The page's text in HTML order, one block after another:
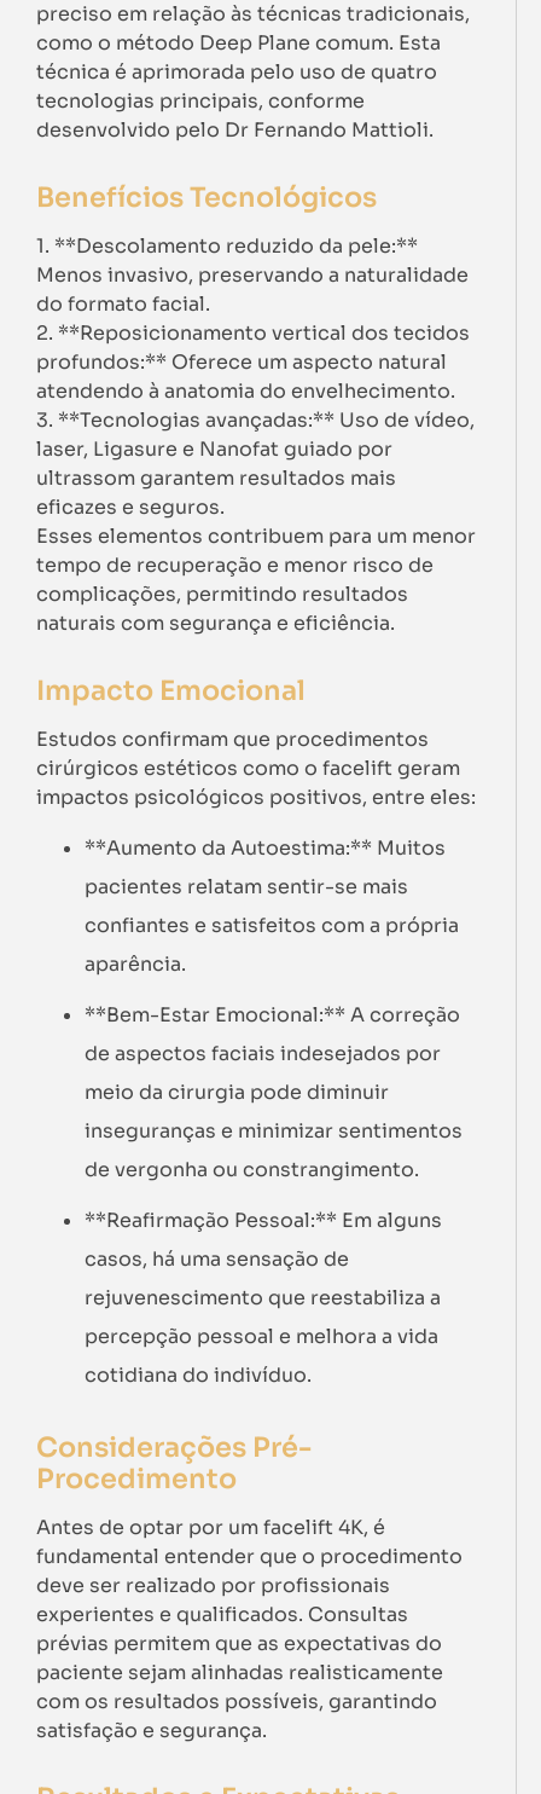
preciso em relação às técnicas tradicionais,
como o método Deep Plane comum. Esta
técnica é aprimorada pelo uso de quatro
tecnologias principais, conforme
desenvolvido pelo Dr Fernando Mattioli.
Benefícios Tecnológicos
1. **Descolamento reduzido da pele:**
Menos invasivo, preservando a naturalidade
do formato facial.
2. **Reposicionamento vertical dos tecidos
profundos:** Oferece um aspecto natural
atendendo à anatomia do envelhecimento.
3. **Tecnologias avançadas:** Uso de vídeo,
laser, Ligasure e Nanofat guiado por
ultrassom garantem resultados mais
eficazes e seguros.
Esses elementos contribuem para um menor
tempo de recuperação e menor risco de
complicações, permitindo resultados
naturais com segurança e eficiência.
Impacto Emocional
Estudos confirmam que procedimentos
cirúrgicos estéticos como o facelift geram
impactos psicológicos positivos, entre eles:
**Aumento da Autoestima:** Muitos
pacientes relatam sentir-se mais
confiantes e satisfeitos com a própria
aparência.
**Bem-Estar Emocional:** A correção
de aspectos faciais indesejados por
meio da cirurgia pode diminuir
inseguranças e minimizar sentimentos
de vergonha ou constrangimento.
**Reafirmação Pessoal:** Em alguns
casos, há uma sensação de
rejuvenescimento que reestabiliza a
percepção pessoal e melhora a vida
cotidiana do indivíduo.
Considerações Pré-
Procedimento
Antes de optar por um facelift 4K, é
fundamental entender que o procedimento
deve ser realizado por profissionais
experientes e qualificados. Consultas
prévias permitem que as expectativas do
paciente sejam alinhadas realisticamente
com os resultados possíveis, garantindo
satisfação e segurança.